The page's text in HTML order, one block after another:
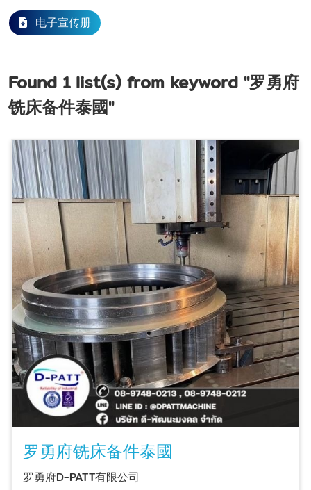
电子宣传册
Found 1 list(s) from keyword "罗勇府
铣床备件泰國"
罗勇府铣床备件泰國
罗勇府D-PATT有限公司